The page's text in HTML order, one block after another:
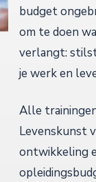
budget
om te doen
verlangt:
je werk en
Alle
Levenskunst
ontwikkeling